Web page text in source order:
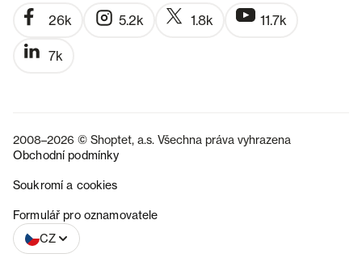
26k 5.2k 1.8k 11.7k
7k
2008–2026 © Shoptet, a.s. Všechna práva vyhrazena
Obchodní podmínky
Soukromí a cookies
Formulář pro oznamovatele
CZ